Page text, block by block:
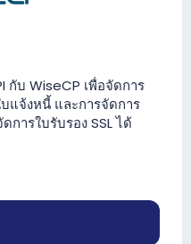
กับ WiseCP เพื่อจัดการ
แจ้งหนี้ และการจัดการ
การใบรับรอง SSL ได้